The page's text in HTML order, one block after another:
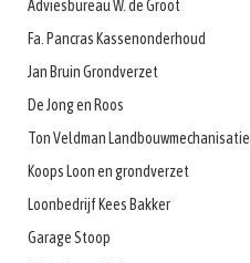
Adviesbureau W. de Groot
Fa. Pancras Kassenonderhoud
Jan Bruin Grondverzet
De Jong en Roos
Ton Veldman Landbouwmechanisatie
Koops Loon en grondverzet
Loonbedrijf Kees Bakker
Garage Stoop